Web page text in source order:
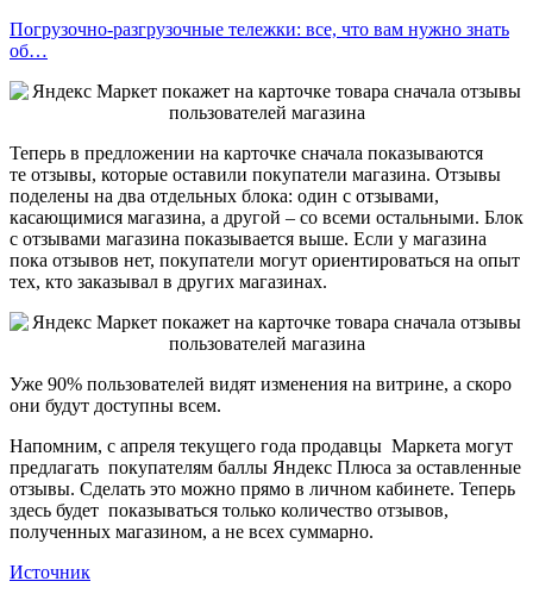
Погрузочно-разгрузочные тележки: все, что вам нужно знать
об…
Теперь в предложении на карточке сначала показываются
те отзывы, которые оставили покупатели магазина. Отзывы
поделены на два отдельных блока: один с отзывами,
касающимися магазина, а другой – со всеми остальными. Блок
с отзывами магазина показывается выше. Если у магазина
пока отзывов нет, покупатели могут ориентироваться на опыт
тех, кто заказывал в других магазинах.
Уже 90% пользователей видят изменения на витрине, а скоро
они будут доступны всем.
Напомним, с апреля текущего года продавцы Маркета могут
предлагать покупателям баллы Яндекс Плюса за оставленные
отзывы. Сделать это можно прямо в личном кабинете. Теперь
здесь будет показываться только количество отзывов,
полученных магазином, а не всех суммарно.
Источник